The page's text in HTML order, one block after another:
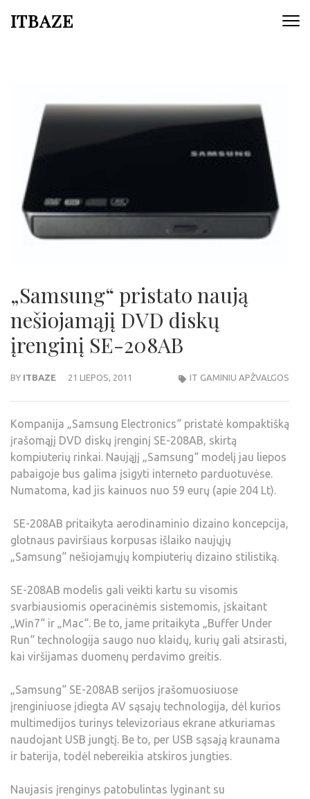
ITBAZE
„Samsung“ pristato naują
nešiojamąjį DVD diskų
įrenginį SE-208AB
BY ITBAZE 21 LIEPOS, 2011 IT GAMINIU APŽVALGOS
Kompanija „Samsung Electronics“ pristatė kompaktišką
įrašomąjį DVD diskų įrenginį SE-208AB, skirtą
kompiuterių rinkai. Naująjį „Samsung“ modelį jau liepos
pabaigoje bus galima įsigyti interneto parduotuvėse.
Numatoma, kad jis kainuos nuo 59 eurų (apie 204 Lt).
SE-208AB pritaikyta aerodinaminio dizaino koncepcija,
glotnaus paviršiaus korpusas išlaiko naujųjų
„Samsung“ nešiojamųjų kompiuterių dizaino stilistiką.
SE-208AB modelis gali veikti kartu su visomis
svarbiausiomis operacinėmis sistemomis, įskaitant
„Win7“ ir „Mac“. Be to, jame pritaikyta „Buffer Under
Run“ technologija saugo nuo klaidų, kurių gali atsirasti,
kai viršijamas duomenų perdavimo greitis.
„Samsung“ SE-208AB serijos įrašomuosiuose
įrenginiuose įdiegta AV sąsajų technologija, dėl kurios
multimedijos turinys televizoriaus ekrane atkuriamas
naudojant USB jungtį. Be to, per USB sąsają kraunama
ir baterija, todėl nebereikia atskiros jungties.
Naujasis įrenginys patobulintas lyginant su